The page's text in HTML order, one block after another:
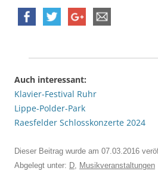
Auch interessant:
Klavier-Festival Ruhr
Lippe-Polder-Park
Raesfelder Schlosskonzerte 2024
Dieser Beitrag wurde am 07.03.2016
Abgelegt unter: D, Musikveranstaltungen